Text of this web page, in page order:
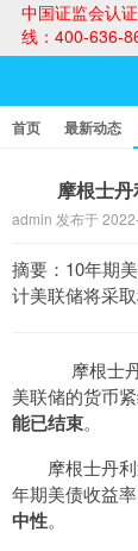
中国证监会认
线：400-636-
首页 最新动态
摩根士
admin 发布于
摘要：10年期
计美联储将采
摩根士
美联储的货币
能已结束。
摩根士丹
年期美债收益
中性。